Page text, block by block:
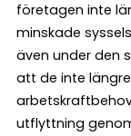
företagen inte
minskade
även under den
att de inte
utflyttning